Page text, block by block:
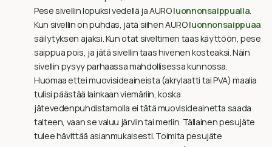
Pese sivellin lopuksi vedellä ja AUROluonnonsaippualla
Kun sivellin on puhdas, jätä siihen AUROluonnonsaippuaa
säilytyksen ajaksi. Kun otat siveltimen taas käyttöön, pese
saippua pois, ja jätä sivellin taas hivenen kosteaksi. Näin
sivellin pysyy parhaassa mahdollisessa kunnossa.
Huomaa ettei muovisideaineista (akrylaatti tai PVA) maalia
tulisi päästää lainkaan viemäriin, koska
jätevedenpuhdistamolla ei tätä muovisideainetta saada
talteen, vaan se valuu järviin tai meriin. Tällainen pesujäte
tulee hävittää asianmukaisesti. Toimita pesujäte